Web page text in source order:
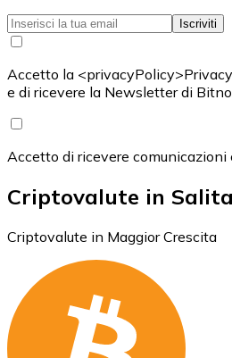
Iscriviti
Accetto la
e di ricevere la Newsletter di
Accetto di ricevere
Criptovalute in
Criptovalute in Maggior Crescita